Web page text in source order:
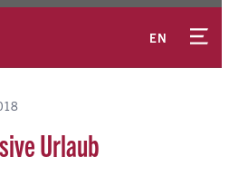
EN
Urlaub